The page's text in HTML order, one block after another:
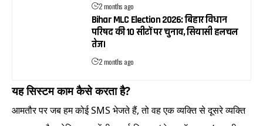
2 months ago
Bihar MLC Election 2026: बिहार विधान
परिषद की 10 सीटों पर चुनाव, सियासी हलचल
तेज।
2 months ago
यह सिस्टम काम कैसे करता है?
आमतौर पर जब हम कोई SMS भेजते हैं, तो वह एक व्यक्ति से दूसरे व्यक्ति